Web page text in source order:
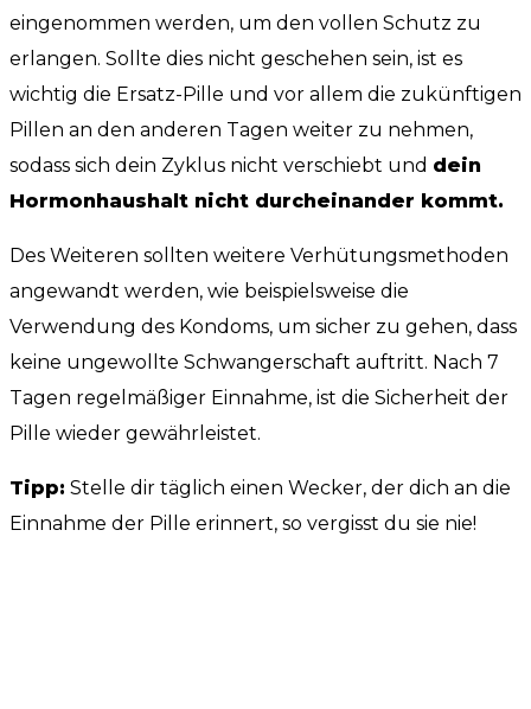
eingenommen werden, um den vollen Schutz zu
erlangen. Sollte dies nicht geschehen sein, ist es
wichtig die Ersatz-Pille und vor allem die zukünftigen
Pillen an den anderen Tagen weiter zu nehmen,
sodass sich dein Zyklus nicht verschiebt und dein
Hormonhaushalt nicht durcheinander kommt.
Des Weiteren sollten weitere Verhütungsmethoden
angewandt werden, wie beispielsweise die
Verwendung des Kondoms, um sicher zu gehen, dass
keine ungewollte Schwangerschaft auftritt. Nach 7
Tagen regelmäßiger Einnahme, ist die Sicherheit der
Pille wieder gewährleistet.
Tipp: Stelle dir täglich einen Wecker, der dich an die
Einnahme der Pille erinnert, so vergisst du sie nie!